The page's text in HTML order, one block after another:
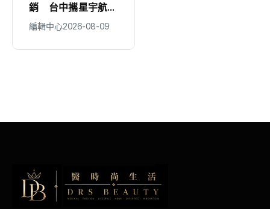
銷 台中攜星宇航空
邀KOL踩線推廣中台
灣觀光
編輯中心2026-08-09